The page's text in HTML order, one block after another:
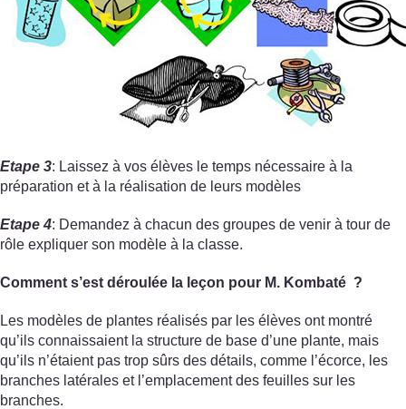
Etape 3: Laissez à vos élèves le temps nécessaire à la
préparation et à la réalisation de leurs modèles
Etape 4: Demandez à chacun des groupes de venir à tour de
rôle expliquer son modèle à la classe.
Comment s’est déroulée la leçon pour M. Kombaté ?
Les modèles de plantes réalisés par les élèves ont montré
qu’ils connaissaient la structure de base d’une plante, mais
qu’ils n’étaient pas trop sûrs des détails, comme l’écorce, les
branches latérales et l’emplacement des feuilles sur les
branches.